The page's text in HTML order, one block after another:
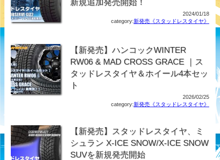
新規追加発売開始！
2024/01/18
category:新発売《スタッドレスタイヤ》
【新発売】ハンコックWINTER
RW06 & MAD CROSS GRACE ｜ス
タッドレスタイヤ＆ホイール4本セッ
ト
2026/02/25
category:新発売《スタッドレスタイヤ》
【新発売】スタッドレスタイヤ、ミ
シュラン X-ICE SNOW/X-ICE SNOW
SUVを新規発売開始